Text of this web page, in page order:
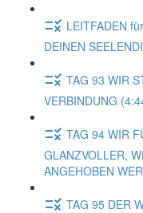
LEITFADEN
DEINEN
TAG 93 WIR
VERBINDUNG
TAG 94 WIR
GLANZVOLLER,
ANGEHOBEN
TAG 95 DER